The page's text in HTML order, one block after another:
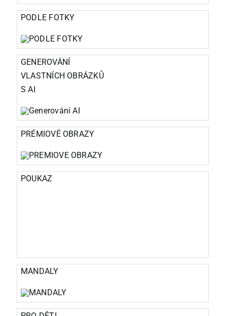
PODLE FOTKY
GENEROVÁNÍ
VLASTNÍCH OBRÁZKŮ
S AI
PRÉMIOVÉ OBRAZY
POUKAZ
MANDALY